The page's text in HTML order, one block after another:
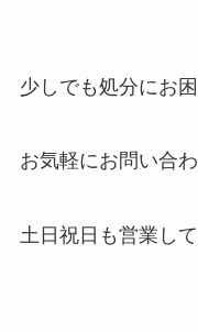
少しでも処分にお
お気軽にお問い合わ
土日祝日も営業して